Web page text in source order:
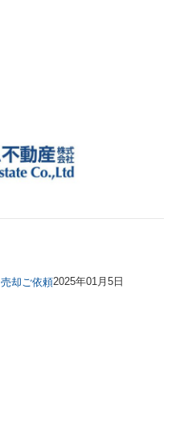
売却ご依頼2025年01月5日